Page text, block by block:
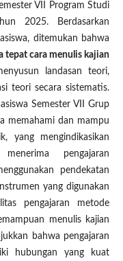
VII Program Studi
2025. Berdasarkan
ditemukan bahwa
tepat cara menulis kajian
landasan teori,
teori secara sistematis.
Semester VII Grup
memahami dan mampu
yang mengindikasikan
pengajaran
pendekatan
yang digunakan
pengajaran metode
menulis kajian
bahwa pengajaran
hubungan yang kuat